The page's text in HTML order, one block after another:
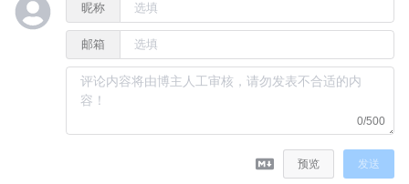
昵称
邮箱
0/500
预览 发送